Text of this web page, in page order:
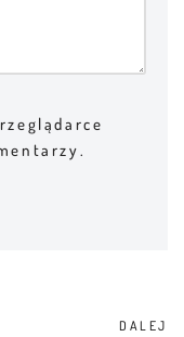
DALEJ